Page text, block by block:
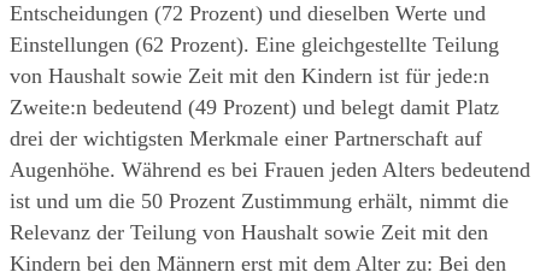
Entscheidungen (72 Prozent) und dieselben Werte und
Einstellungen (62 Prozent). Eine gleichgestellte Teilung
von Haushalt sowie Zeit mit den Kindern ist für jede:n
Zweite:n bedeutend (49 Prozent) und belegt damit Platz
drei der wichtigsten Merkmale einer Partnerschaft auf
Augenhöhe. Während es bei Frauen jeden Alters bedeutend
ist und um die 50 Prozent Zustimmung erhält, nimmt die
Relevanz der Teilung von Haushalt sowie Zeit mit den
Kindern bei den Männern erst mit dem Alter zu: Bei den